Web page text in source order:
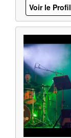
Voir le Profil